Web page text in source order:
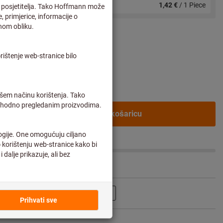
plus troškovi
korisnike
od 50 Pieces
1,42 €/ 1 Piece
Dodaj u košaricu
Podijeli artikl Flip katalog